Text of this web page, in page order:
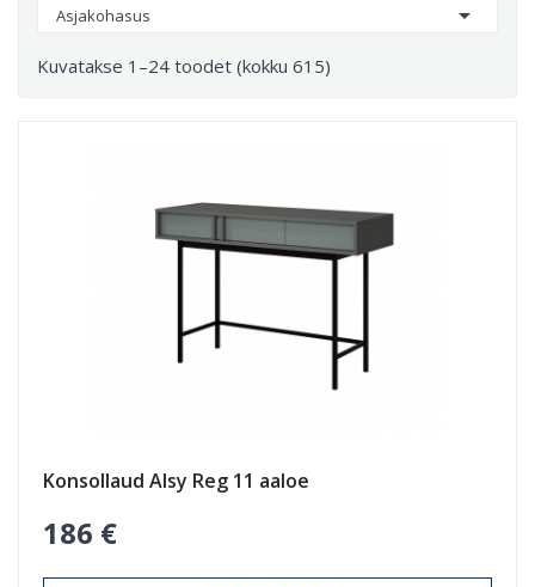
Asjakohasus 
Kuvatakse 1–24 toodet (kokku 615)
Konsollaud Alsy Reg 11 aaloe
186 €